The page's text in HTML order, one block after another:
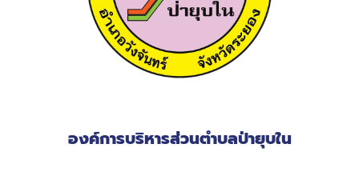
องค์การบริหารส่วนตำบลป่ายุบใน